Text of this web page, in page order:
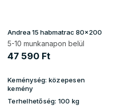
Andrea 15 habmatrac 80x200
5-10 munkanapon belül
47 590 Ft
Keménység: közepesen
kemény
Terhelhetőség: 100 kg